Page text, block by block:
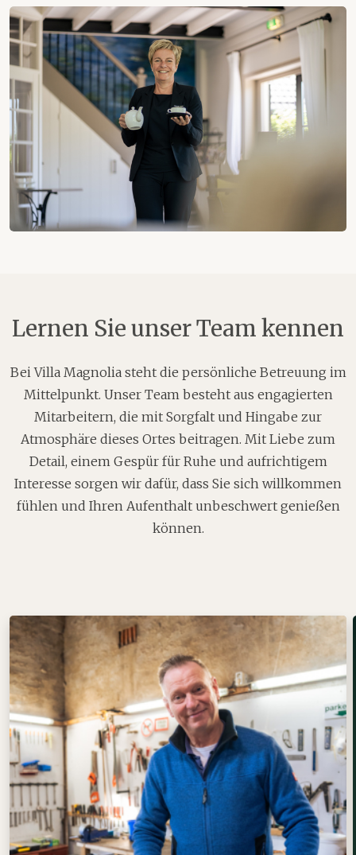
Lernen Sie unser Team kennen
Bei Villa Magnolia steht die persönliche Betreuung im
Mittelpunkt. Unser Team besteht aus engagierten
Mitarbeitern, die mit Sorgfalt und Hingabe zur
Atmosphäre dieses Ortes beitragen. Mit Liebe zum
Detail, einem Gespür für Ruhe und aufrichtigem
Interesse sorgen wir dafür, dass Sie sich willkommen
fühlen und Ihren Aufenthalt unbeschwert genießen
können.